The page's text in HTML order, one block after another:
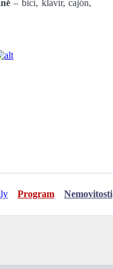
– bicí, klavír, cajón,
Program Nemovitosti